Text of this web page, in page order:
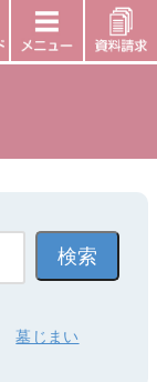
墓じまい